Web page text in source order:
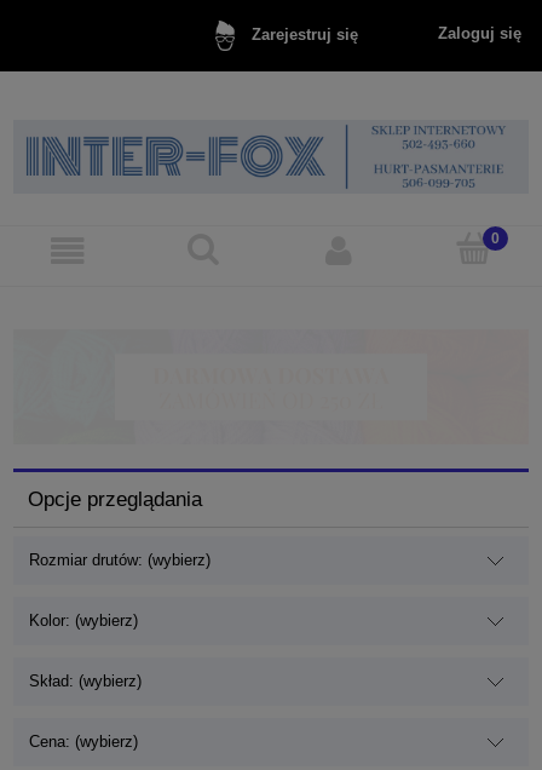
Zarejestruj się Zaloguj się
Opcje przeglądania
Rozmiar drutów: (wybierz)
Kolor: (wybierz)
Skład: (wybierz)
Cena: (wybierz)